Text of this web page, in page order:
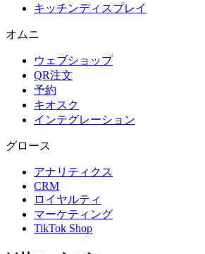
キッチンディスプレイ
オムニ
ウェブショップ
QR注文
予約
キオスク
インテグレーション
グロース
アナリティクス
CRM
ロイヤルティ
マーケティング
TikTok Shop